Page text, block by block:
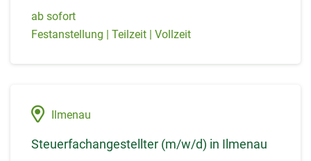
ab sofort
Festanstellung | Teilzeit | Vollzeit
Ilmenau
Steuerfachangestellter (m/w/d) in Ilmenau